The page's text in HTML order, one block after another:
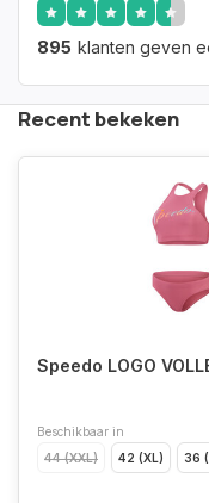
895 klanten geven
Recent bekeken
Speedo LOGO
Beschikbaar in
44 (XXL)
42 (XL) 36